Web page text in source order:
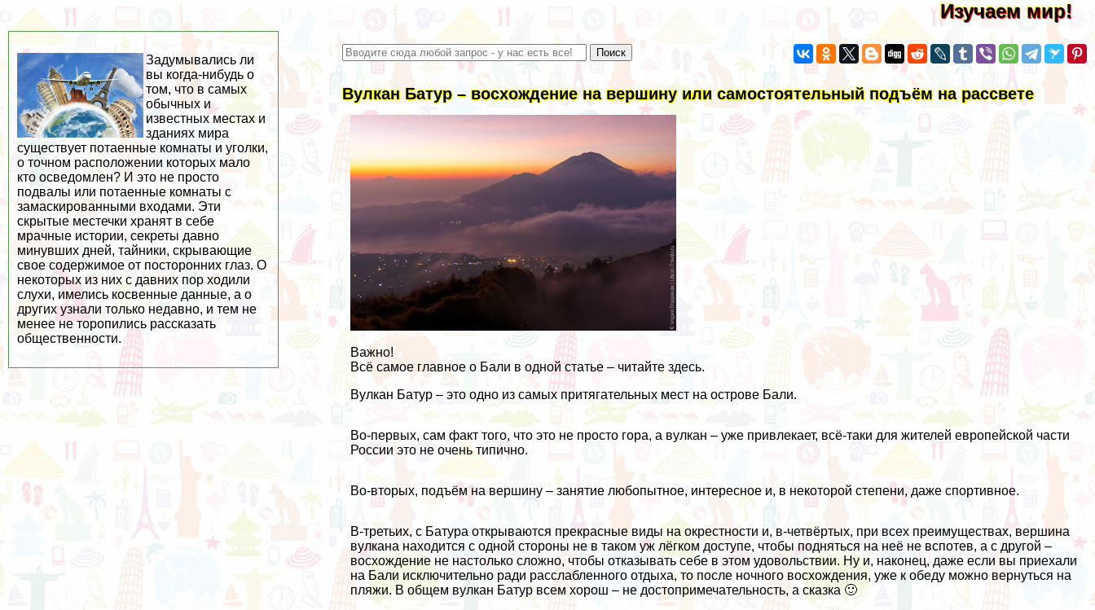
Изучаем мир!
Вулкан Батур – восхождение на вершину или самостоятельный подъём на рассвете
Важно!
Всё самое главное о Бали в одной статье – читайте здесь.
Вулкан Батур – это одно из самых притягательных мест на острове Бали.
Во-первых, сам факт того, что это не просто гора, а вулкан – уже привлекает, всё-таки для жителей европейской части
России это не очень типично.
Во-вторых, подъём на вершину – занятие любопытное, интересное и, в некоторой степени, даже спортивное.
В-третьих, с Батура открываются прекрасные виды на окрестности и, в-четвёртых, при всех преимуществах, вершина
вулкана находится с одной стороны не в таком уж лёгком доступе, чтобы подняться на неё не вспотев, а с другой –
восхождение не настолько сложно, чтобы отказывать себе в этом удовольствии. Ну и, наконец, даже если вы приехали
на Бали исключительно ради расслабленного отдыха, то после ночного восхождения, уже к обеду можно вернуться на
пляжи. В общем вулкан Батур всем хорош – не достопримечательность, а сказка 🙂
Задумывались ли
вы когда-нибудь о
том, что в самых
обычных и
известных местах и
зданиях мира
существует потаенные комнаты и уголки,
о точном расположении которых мало
кто осведомлен? И это не просто
подвалы или потаенные комнаты с
замаскированными входами. Эти
скрытые местечки хранят в себе
мрачные истории, секреты давно
минувших дней, тайники, скрывающие
свое содержимое от посторонних глаз. О
некоторых из них с давних пор ходили
слухи, имелись косвенные данные, а о
других узнали только недавно, и тем не
менее не торопились рассказать
общественности.